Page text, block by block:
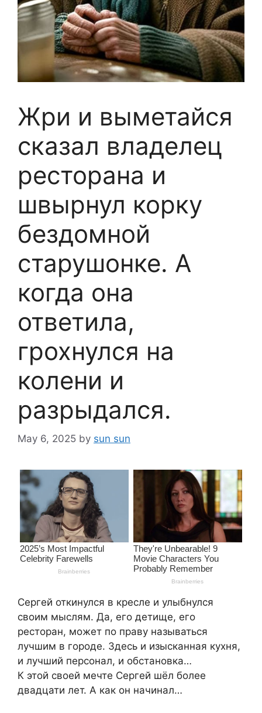
Жри и выметайся
сказал владелец
ресторана и
швырнул корку
бездомной
старушонке. А
когда она
ответила,
грохнулся на
колени и
разрыдался.
May 6, 2025 by sun sun
Сергей откинулся в кресле и улыбнулся
своим мыслям. Да, его детище, его
ресторан, может по праву называться
лучшим в городе. Здесь и изысканная кухня,
и лучший персонал, и обстановка…
К этой своей мечте Сергей шёл более
двадцати лет. А как он начинал…